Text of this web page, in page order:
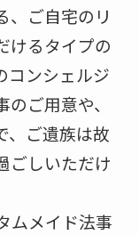
、ご自宅のリ
けるタイプの
コンシェルジ
ご用意や、
、ご遺族は故
ごしいただけ
ムメイド法事